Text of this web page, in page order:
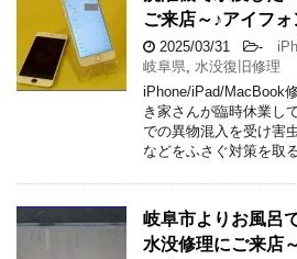
ご来店～♪アイフ
2025/03/31 -
岐阜県, 水没復旧修理
iPhone/iPad/MacBook
き家さんが臨時休業し
での異物混入を受け害
などをふさぐ対策を取
岐阜市よりお風呂
水没修理にご来店